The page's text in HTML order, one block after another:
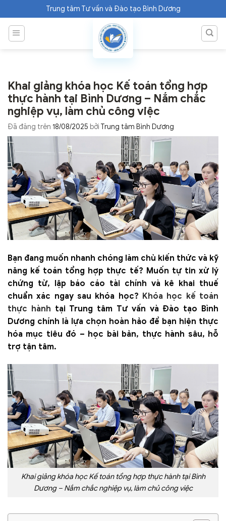
đến
dung
Trung tâm Tư vấn và Đào tạo Bình Dương
Khai giảng khóa học Kế toán tổng hợp
thực hành tại Bình Dương – Nắm chắc
nghiệp vụ, làm chủ công việc
Đã đăng trên 18/08/2025 bởi Trung tâm Bình Dương
Bạn đang muốn nhanh chóng làm chủ kiến thức và kỹ
năng kế toán tổng hợp thực tế? Muốn tự tin xử lý
chứng từ, lập báo cáo tài chính và kê khai thuế
chuẩn xác ngay sau khóa học? Khóa học kế toán
thực hành tại Trung tâm Tư vấn và Đào tạo Bình
Dương chính là lựa chọn hoàn hảo để bạn hiện thực
hóa mục tiêu đó – học bài bản, thực hành sâu, hỗ
trợ tận tâm.
Khai giảng khóa học Kế toán tổng hợp thực hành tại Bình
Dương – Nắm chắc nghiệp vụ, làm chủ công việc